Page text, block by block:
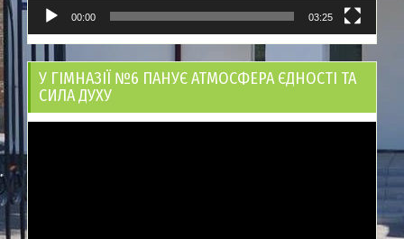
00:00 03:25
У ГІМНАЗІЇ №6 ПАНУЄ АТМОСФЕРА ЄДНОСТІ ТА
СИЛА ДУХУ